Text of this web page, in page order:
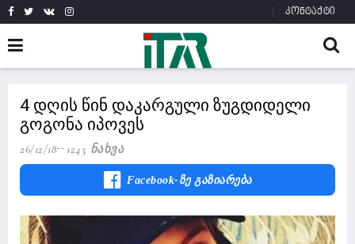
კონტაქტი
4 დღის წინ დაკარგული ზუგდიდელი
გოგონა იპოვეს
26/12/18 1245 Ნახვა
Facebook-Ზე Გაზიარება